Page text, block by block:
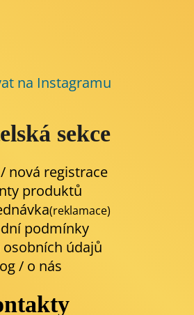
na Instagramu
sekce
nová registrace
produktů
(reklamace)
podmínky
údajů
/ o nás